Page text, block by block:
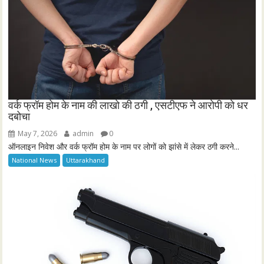
वर्क फ्रॉम होम के नाम की लाखो की ठगी , एसटीएफ ने आरोपी को धर
दबोचा
May 7, 2026 admin 0
ऑनलाइन निवेश और वर्क फ्रॉम होम के नाम पर लोगों को झांसे में लेकर ठगी करने...
National News Uttarakhand